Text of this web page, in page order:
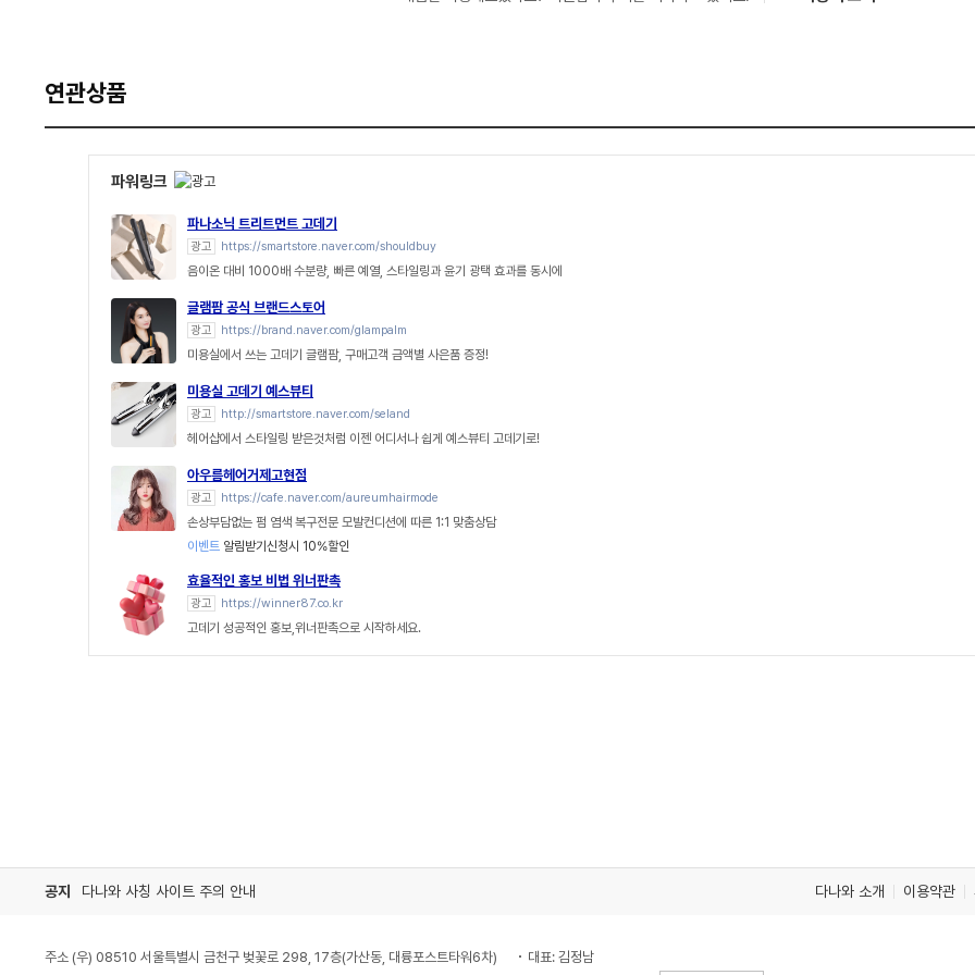
연관상품
파워링크
파나소닉 트리트먼트 고데기
광고 https://smartstore.naver.com/shouldbuy
음이온 대비 1000배 수분량, 빠른 예열, 스타일링과 윤기 광택 효과를 동시에
글램팜 공식 브랜드스토어
광고 https://brand.naver.com/glampalm
미용실에서 쓰는 고데기 글램팜, 구매고객 금액별 사은품 증정!
미용실 고데기 예스뷰티
광고 http://smartstore.naver.com/seland
헤어샵에서 스타일링 받은것처럼 이젠 어디서나 쉽게 예스뷰티 고데기로!
아우름헤어거제고현점
광고 https://cafe.naver.com/aureumhairmode
손상부담없는 펌 염색 복구전문 모발컨디션에 따른 1:1 맞춤상담
이벤트 알림받기신청시 10%할인
효율적인 홍보 비법 위너판촉
광고 https://winner87.co.kr
고데기 성공적인 홍보,위너판촉으로 시작하세요.
공지 다나와 사칭 사이트 주의 안내 다나와 소개 이용약관
주소 (우) 08510 서울특별시 금천구 벚꽃로 298, 17층(가산동, 대륭포스트타워6차) 대표: 김정남